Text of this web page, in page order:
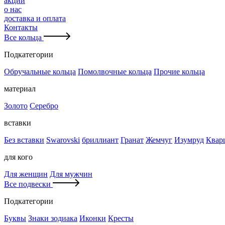
о нас
доставка и оплата
Контакты
Все кольца
Подкатегории
Обручальные кольца Помолвочные кольца Прочие кольца
материал
Золото Серебро
вставки
Без вставки Swarovski бриллиант Гранат Жемчуг Изумруд
для кого
Для женщин Для мужчин
Все подвески
Подкатегории
Буквы Знаки зодиака Иконки Кресты